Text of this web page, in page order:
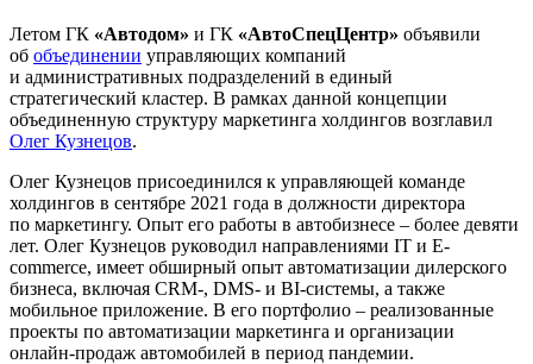
Летом ГК «Автодом» и ГК «АвтоСпецЦентр» объявили
об объединении управляющих компаний
и административных подразделений в единый
стратегический кластер. В рамках данной концепции
объединенную структуру маркетинга холдингов возглавил
Олег Кузнецов.
Олег Кузнецов присоединился к управляющей команде
холдингов в сентябре 2021 года в должности директора
по маркетингу. Опыт его работы в автобизнесе – более девяти
лет. Олег Кузнецов руководил направлениями IT и E-
commerce, имеет обширный опыт автоматизации дилерского
бизнеса, включая CRM-, DMS- и BI-системы, а также
мобильное приложение. В его портфолио – реализованные
проекты по автоматизации маркетинга и организации
онлайн-продаж автомобилей в период пандемии.